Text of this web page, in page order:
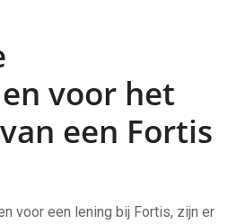
voor het
een Fortis
voor een lening bij Fortis, zijn er